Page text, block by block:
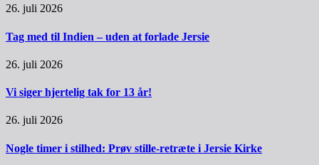
26. juli 2026
Tag med til Indien – uden at forlade Jersie
26. juli 2026
Vi siger hjertelig tak for 13 år!
26. juli 2026
Nogle timer i stilhed: Prøv stille-retræte i Jersie Kirke